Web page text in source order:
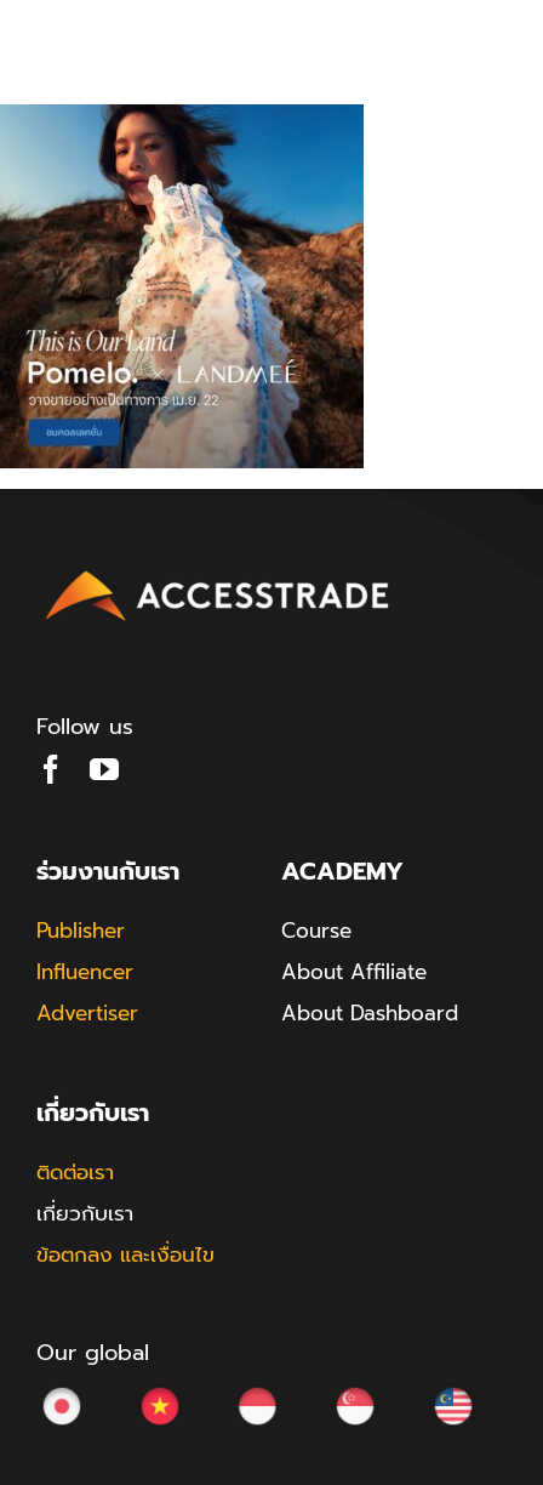
Follow us
ร่วมงานกับเรา
Publisher
Influencer
Advertiser
ACADEMY
Course
About Affiliate
About Dashboard
เกี่ยวกับเรา
ติดต่อเรา
เกี่ยวกับเรา
ข้อตกลง และเงื่อนไข
Our global